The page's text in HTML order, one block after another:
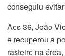
conseguiu
Aos 36, João
e recuperou a
rasteiro na